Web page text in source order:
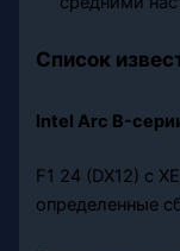
Список
Intel Arc B-
F1 24 (DX12) с
определенные